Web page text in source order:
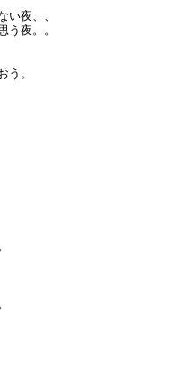
い夜、、
う夜。。
う。
...